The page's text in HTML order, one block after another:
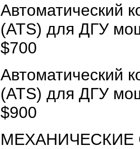
Автоматический
(ATS) для ДГУ
$700
Автоматический
(ATS) для ДГУ
$900